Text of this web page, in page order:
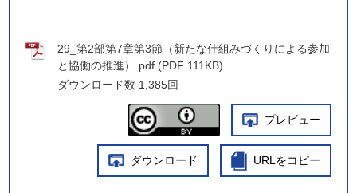
29_第2部第7章第3節（新たな仕組みづくりによる参加
と協働の推進）.pdf (PDF 111KB)
ダウンロード数 1,385回
プレビュー
ダウンロード URLをコピー